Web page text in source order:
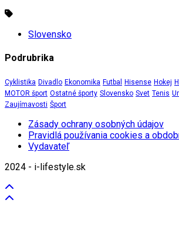
Slovensko
Podrubrika
Cyklistika Divadlo Ekonomika Futbal Hisense Hokej
MOTOR šport Ostatné športy Slovensko Svet Tenis
Zaujímavosti Šport
Zásady ochrany osobných údajov
Pravidlá používania cookies a
Vydavateľ
2024 - i-lifestyle.sk